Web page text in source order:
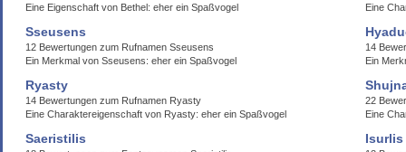
Eine Eigenschaft von Bethel: eher ein Spaßvogel
Eine
Sseusens
12 Bewertungen zum Rufnamen Sseusens
Ein Merkmal von Sseusens: eher ein Spaßvogel
14
Ein
Ryasty
14 Bewertungen zum Rufnamen Ryasty
Eine Charaktereigenschaft von Ryasty: eher ein Spaßvogel
22
Eine
Saeristilis Isurlis